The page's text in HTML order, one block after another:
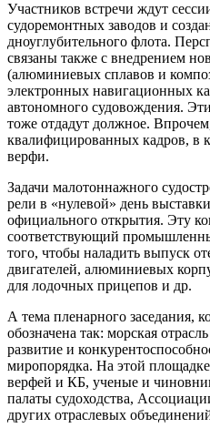
Участников встречи ждут
судоремонтных заводов и
дноуглубительного флота.
связаны также с внедрением
(алюминиевых сплавов и
электронных навигационных
автономного судовождения.
тоже отдадут должное.
квалифицированных кадров, в
верфи.
Задачи малотоннажного
рели в «нулевой» день
официального открытия. Эту
соответствующий
того, чтобы наладить выпуск
двигателей, алюминиевых
для лодочных прицепов и др.
А тема пленарного заседания,
обозначена так: морская
развитие и
миропорядка. На этой площадке
верфей и КБ, ученые и
палаты судоходства,
других отраслевых